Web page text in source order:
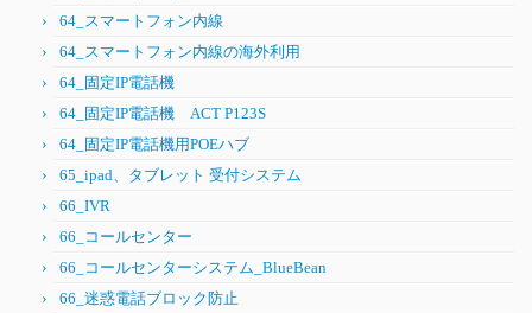
64_スマートフォン内線
64_スマートフォン内線の海外利用
64_固定IP電話機
64_固定IP電話機 ACT P123S
64_固定IP電話機用POEハブ
65_ipad、タブレット 受付システム
66_IVR
66_コールセンター
66_コールセンターシステム_BlueBean
66_迷惑電話ブロック防止